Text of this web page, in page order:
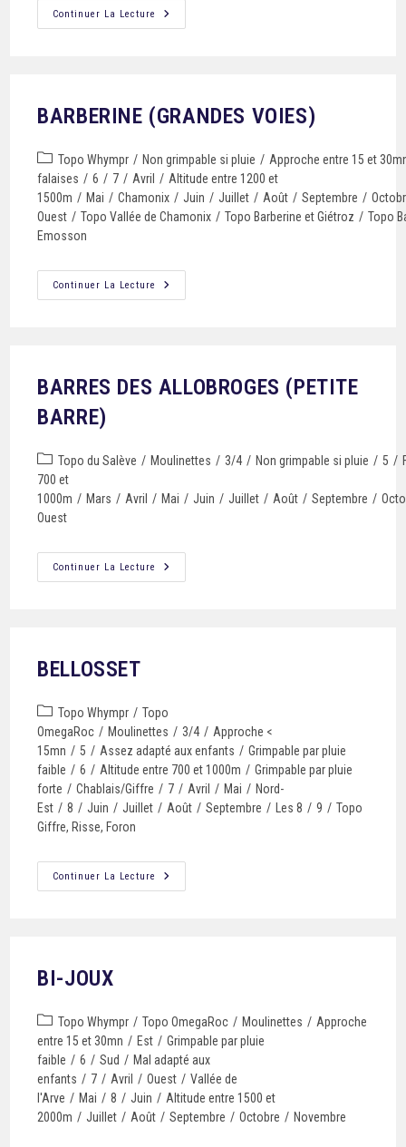
Continuer La Lecture
BARBERINE (GRANDES VOIES)
Topo Whympr / Non grimpable si pluie / Approche entre 15 et
falaises / 6 / 7 / Avril / Altitude entre 1200 et
1500m / Mai / Chamonix / Juin / Juillet / Août / Septembre /
Ouest / Topo Vallée de Chamonix / Topo Barberine et Giétroz / Topo
Emosson
Continuer La Lecture
BARRES DES ALLOBROGES (PETITE
BARRE)
Topo du Salève / Moulinettes / 3/4 / Non grimpable si pluie / 5 /
700 et
1000m / Mars / Avril / Mai / Juin / Juillet / Août / Septembre /
Ouest
Continuer La Lecture
BELLOSSET
Topo Whympr / Topo
OmegaRoc / Moulinettes / 3/4 / Approche <
15mn / 5 / Assez adapté aux enfants / Grimpable par pluie
faible / 6 / Altitude entre 700 et 1000m / Grimpable par pluie
forte / Chablais/Giffre / 7 / Avril / Mai / Nord-
Est / 8 / Juin / Juillet / Août / Septembre / Les 8 / 9 / Topo
Giffre, Risse, Foron
Continuer La Lecture
BI-JOUX
Topo Whympr / Topo OmegaRoc / Moulinettes / Approche
entre 15 et 30mn / Est / Grimpable par pluie
faible / 6 / Sud / Mal adapté aux
enfants / 7 / Avril / Ouest / Vallée de
l'Arve / Mai / 8 / Juin / Altitude entre 1500 et
2000m / Juillet / Août / Septembre / Octobre / Novembre